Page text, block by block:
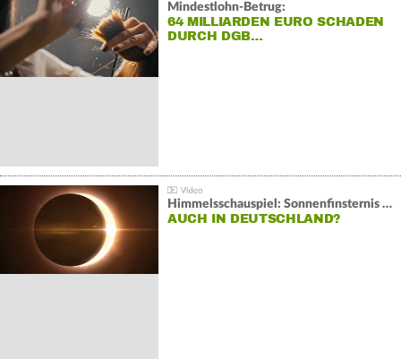
Mindestlohn-Betrug:
64 MILLIARDEN EURO SCHADEN
DURCH DGB…
Himmelsschauspiel: Sonnenfinsternis über Spanien
AUCH IN DEUTSCHLAND?